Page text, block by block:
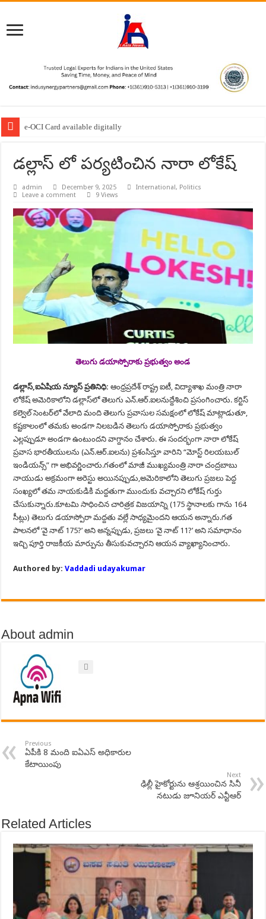
e-OCI Card available digitally
డల్లాస్ లో పర్యటించిన నారా లోకేష్
admin December 9, 2025 International, Politics
Leave a comment
9 Views
తెలుగు డయాస్పోరాకు ప్రభుత్వం అండ
డల్లాస్‌,ఐఏషియ న్యూస్ ప్రతినిధి: ఆంధ్రప్రదేశ్ రాష్ట్ర ఐటీ, విద్యాశాఖ మంత్రి నారా
లోకేష్ అమెరికాలోని డల్లాస్‌లో తెలుగు ఎన్.ఆర్‌.ఐలనుద్దేశించి ప్రసంగించారు. కర్టిస్
కల్వెల్ సెంటర్‌లో వేలాది మంది తెలుగు ప్రవాసుల సమక్షంలో లోకేష్ మాట్లాడుతూ,
కష్టకాలంలో తమకు అండగా నిలబడిన తెలుగు డయాస్పోరాకు ప్రభుత్వం
ఎల్లప్పుడూ అండగా ఉంటుందని వాగ్దానం చేశారు. ఈ సందర్భంగా నారా లోకేష్
ప్రవాస భారతీయులను (ఎన్.ఆర్‌.ఐలను) ప్రశంసిస్తూ వారిని “మోస్ట్ రిలయబుల్
ఇండియన్స్” గా అభివర్ణించారు.గతంలో మాజీ ముఖ్యమంత్రి నారా చంద్రబాబు
నాయుడు అక్రమంగా అరెస్టు అయినప్పుడు,అమెరికాలోని తెలుగు ప్రజలు పెద్ద
సంఖ్యలో తమ నాయకుడికి మద్దతుగా ముందుకు వచ్చారని లోకేష్ గుర్తు
చేసుకున్నారు.కూటమి సాధించిన చారిత్రక విజయాన్ని (175 స్థానాలకు గాను 164
సీట్లు) తెలుగు డయాస్పోరా మద్దతు వల్లే సాధ్యమైందని ఆయన అన్నారు.గత
పాలనలో ‘వై నాట్ 175?’ అని అన్నప్పుడు, ప్రజలు ‘వై నాట్ 11?’ అని సమాధానం
ఇచ్చి పూర్తి రాజకీయ మార్పును తీసుకువచ్చారని ఆయన వ్యాఖ్యానించారు.
Authored by:Vaddadi udayakumar
About admin
Previous
ఏపీకి 8 మంది ఐఏఎస్ అధికారుల
కేటాయింపు
Next
ఢిల్లీ హైకోర్టును ఆశ్రయించిన సినీ
నటుడు జూనియర్ ఎన్టీఆర్
Related Articles